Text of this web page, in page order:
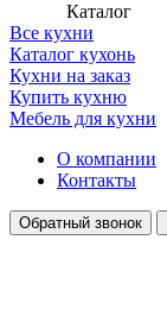
Каталог
Все кухни
Каталог кухонь
Кухни на заказ
Купить кухню
Мебель для кухни
О компании
Контакты
Обратный звонок